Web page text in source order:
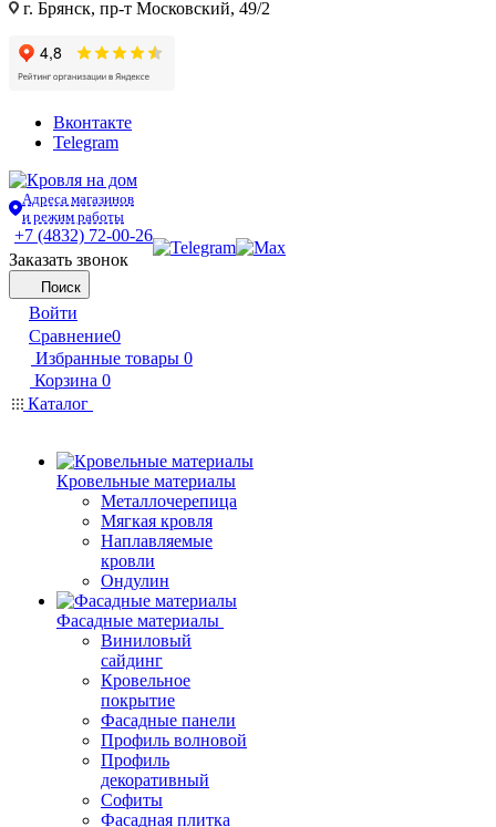
г. Брянск, пр-т Московский, 49/2
Вконтакте
Telegram
Адреса магазинов
и режим работы
+7 (4832) 72-00-26
Заказать звонок
Поиск
Войти
Сравнение0
Избранные товары 0
Корзина 0
Каталог
Кровельные материалы
Металлочерепица
Мягкая кровля
Наплавляемые
кровли
Ондулин
Фасадные материалы
Виниловый
сайдинг
Кровельное
покрытие
Фасадные панели
Профиль волновой
Профиль
декоративный
Софиты
Фасадная плитка